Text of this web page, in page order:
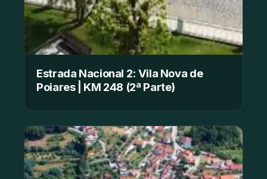
Estrada Nacional 2: Vila Nova de
Poiares | KM 248 (2ª Parte)